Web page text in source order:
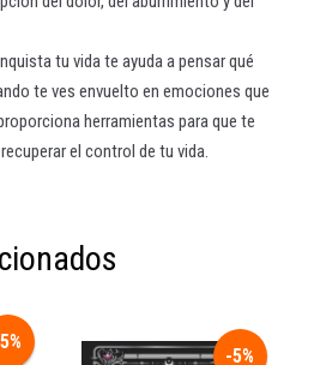
tu vida te ayuda a pensar qué
te ves envuelto en emociones que
herramientas para que te
el control de tu vida.
-5%